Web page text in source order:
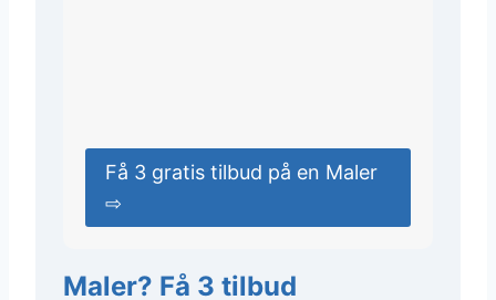
Få 3 gratis tilbud på en Maler
⇨
Maler? Få 3 tilbud